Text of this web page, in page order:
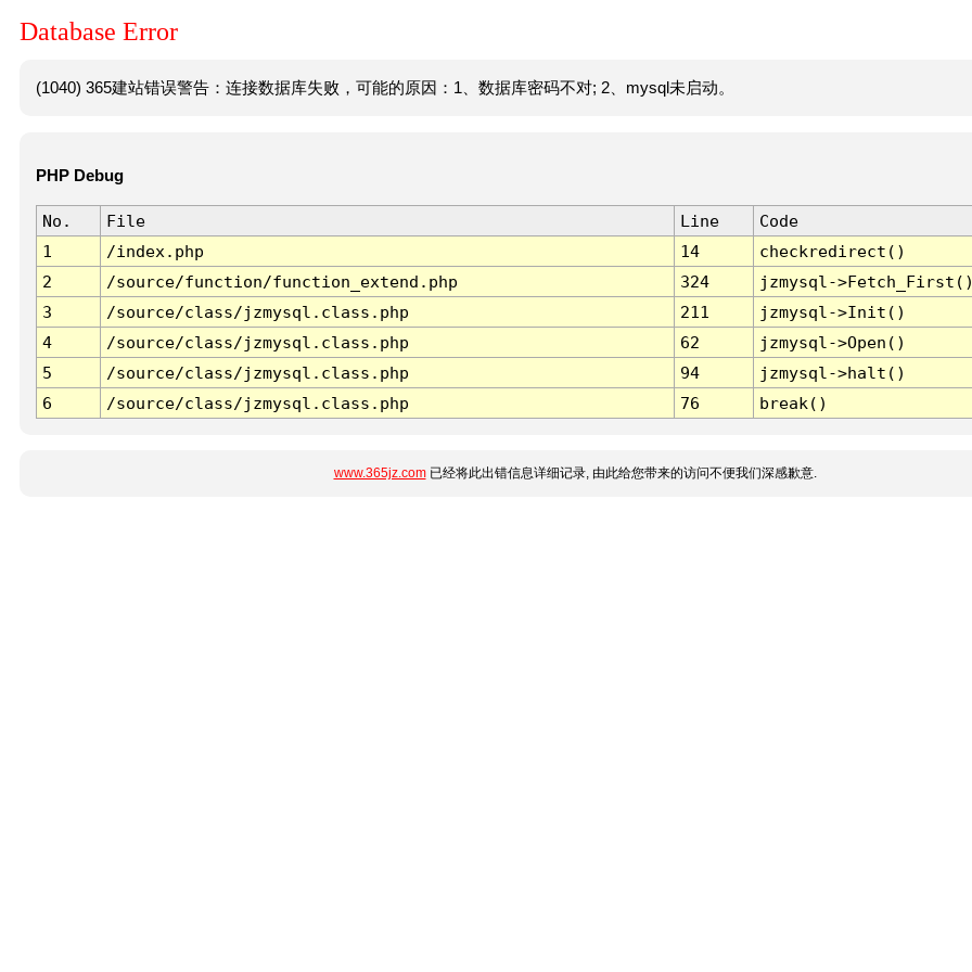
Database Error
(1040) 365建站错误警告：连接数据库失败，可能的原因：1、数据库密码不对; 2、mysql未启动。
PHP Debug
No. File Line
Code
1
/index.php 14
checkredirect()
2
/source/function/function_extend.php 324
jzmysql-
3
/source/class/jzmysql.class.php 211
jzmysql->Init()
4
/source/class/jzmysql.class.php 62
jzmysql->Open()
5
/source/class/jzmysql.class.php 94
jzmysql->halt()
6
/source/class/jzmysql.class.php 76 break()
www.365jz.com已经将此出错信息详细记录, 由此给您带来的访问不便我们深感歉意.